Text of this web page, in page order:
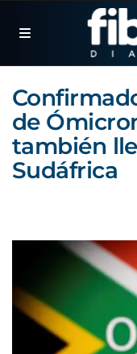
de
también
Sudáfrica